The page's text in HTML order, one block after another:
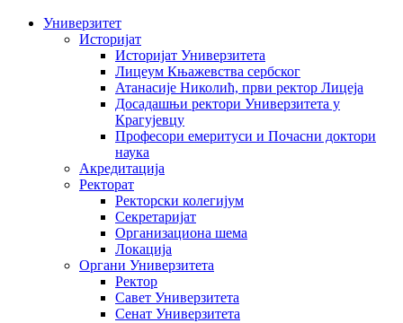
Универзитет
Историјат
Историјат Универзитета
Лицеум Књажевства сербског
Атанасије Николић, први ректор Лицеја
Досадашњи ректори Универзитета у
Крагујевцу
Професори емеритуси и Почасни доктори
наука
Акредитација
Ректорат
Ректорски колегијум
Секретаријат
Организациона шема
Локација
Органи Универзитета
Ректор
Савет Универзитета
Сенат Универзитета